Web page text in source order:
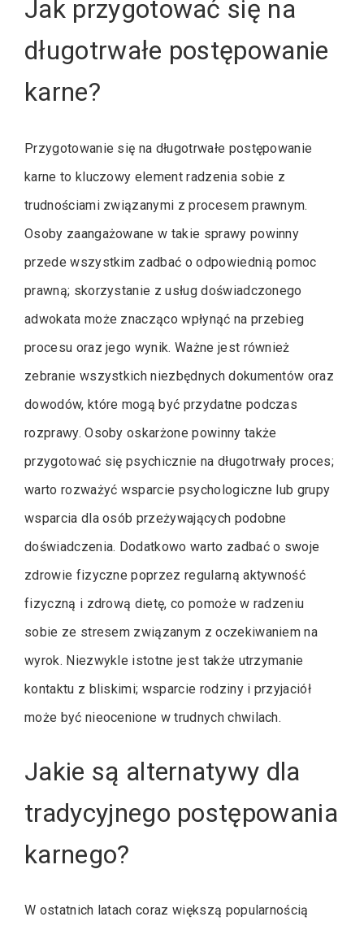
Jak przygotować się na
długotrwałe postępowanie
karne?
Przygotowanie się na długotrwałe postępowanie
karne to kluczowy element radzenia sobie z
trudnościami związanymi z procesem prawnym.
Osoby zaangażowane w takie sprawy powinny
przede wszystkim zadbać o odpowiednią pomoc
prawną; skorzystanie z usług doświadczonego
adwokata może znacząco wpłynąć na przebieg
procesu oraz jego wynik. Ważne jest również
zebranie wszystkich niezbędnych dokumentów oraz
dowodów, które mogą być przydatne podczas
rozprawy. Osoby oskarżone powinny także
przygotować się psychicznie na długotrwały proces;
warto rozważyć wsparcie psychologiczne lub grupy
wsparcia dla osób przeżywających podobne
doświadczenia. Dodatkowo warto zadbać o swoje
zdrowie fizyczne poprzez regularną aktywność
fizyczną i zdrową dietę, co pomoże w radzeniu
sobie ze stresem związanym z oczekiwaniem na
wyrok. Niezwykle istotne jest także utrzymanie
kontaktu z bliskimi; wsparcie rodziny i przyjaciół
może być nieocenione w trudnych chwilach.
Jakie są alternatywy dla
tradycyjnego postępowania
karnego?
W ostatnich latach coraz większą popularnością